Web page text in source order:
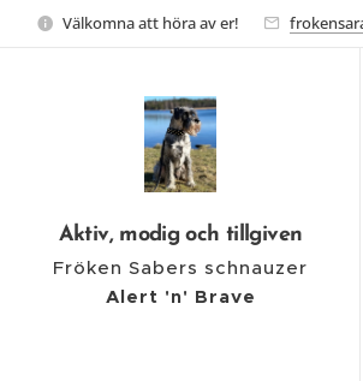
Välkomna att höra av er!
Aktiv, modig och tillgiven
Fröken Sabers schnauzer
Alert 'n' Brave